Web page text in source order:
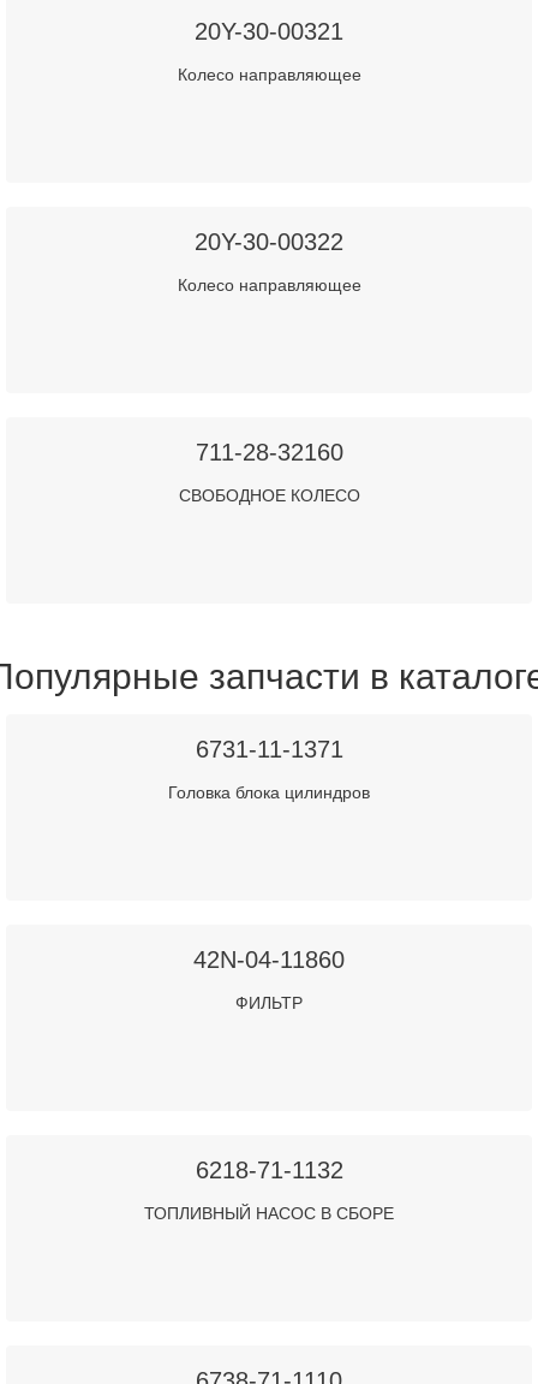
20Y-30-00321
Колесо направляющее
20Y-30-00322
Колесо направляющее
711-28-32160
СВОБОДНОЕ КОЛЕСО
запчасти в
6731-11-1371
Головка блока цилиндров
42N-04-11860
ФИЛЬТР
6218-71-1132
ТОПЛИВНЫЙ НАСОС В СБОРЕ